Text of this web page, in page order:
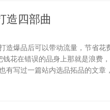
造四部曲
造爆品后可以带动流量，节省
花在错误的品身上那就是浪费
有写过一篇站内选品拓品的文章